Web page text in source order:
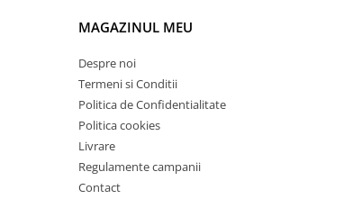
Redresoare auto, moto, barci si
UPS pentru centrale termice si
sisteme de urgenta - acumulator
UPS Calculatoare si Servere
UPS Trifazat
Stabilizatoare Tensiune
MAGAZINUL MEU
Despre noi
Termeni si Conditii
Politica de Confidentialitate
Politica cookies
Livrare
Regulamente campanii
Contact